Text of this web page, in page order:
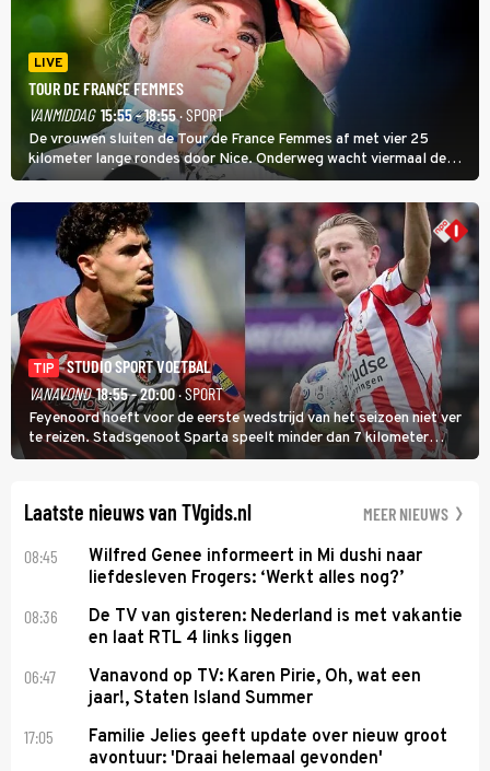
LIVE
TOUR DE FRANCE FEMMES
VANMIDDAG 15:55 - 18:55· SPORT
De vrouwen sluiten de Tour de France Femmes af met vier 25
kilometer lange rondes door Nice. Onderweg wacht viermaal de
zware Col d'Èze. Aan de finish op de Promenade des Anglais krijgt
de eindwinnaar de laatste gele trui.
TIP
STUDIO SPORT VOETBAL
VANAVOND 18:55 - 20:00· SPORT
Feyenoord hoeft voor de eerste wedstrijd van het seizoen niet ver
te reizen. Stadsgenoot Sparta speelt minder dan 7 kilometer
verderop. Feyenoord trok de Spaanse spits Nacho Ferri aan van
Laatste nieuws van TVgids.nl MEER NIEUWS
08:45
Wilfred Genee informeert in Mi dushi naar
liefdesleven Frogers: ‘Werkt alles nog?’
08:36
De TV van gisteren: Nederland is met vakantie
en laat RTL 4 links liggen
06:47
Vanavond op TV: Karen Pirie, Oh, wat een
jaar!, Staten Island Summer
17:05
Familie Jelies geeft update over nieuw groot
avontuur: 'Draai helemaal gevonden'